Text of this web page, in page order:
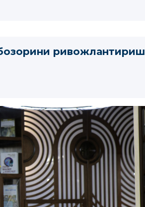
ривожлантириш